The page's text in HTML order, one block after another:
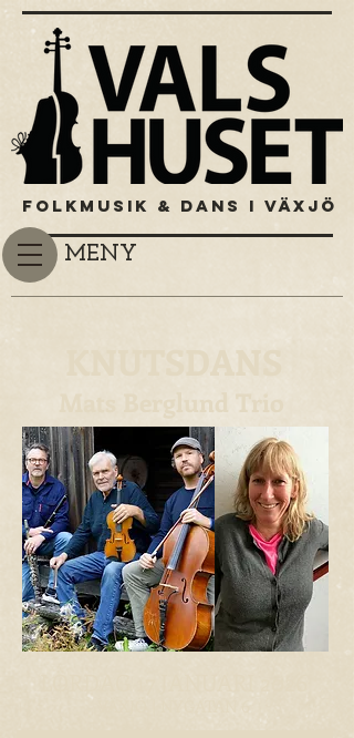
MENY
FOLKMUSIK & DANS I VÄXJÖ
KNUTSDANS
Mats Berglund Trio